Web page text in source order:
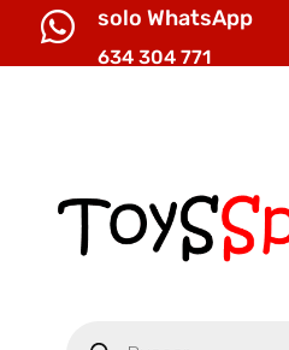
 solo WhatsApp
634 304 771